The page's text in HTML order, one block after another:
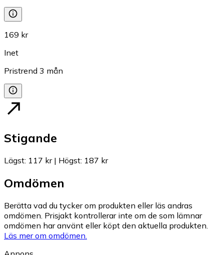
169 kr
Inet
Pristrend 3 mån
Stigande
Lägst: 117 kr| Högst: 187 kr
Omdömen
Berätta vad du tycker om produkten eller läs andras
omdömen. Prisjakt kontrollerar inte om de som lämnar
omdömen har använt eller köpt den aktuella produkten.
Läs mer om omdömen.